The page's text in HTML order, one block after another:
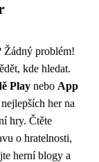
Žádný problém!
kde hledat.
Play nebo App
her na
hry. Čtěte
o hratelnosti,
herní blogy a